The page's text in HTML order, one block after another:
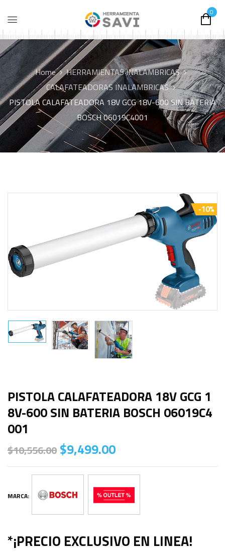
0
Home
HERRAMIENTAS INALAMBRICAS
CALAFATEADORAS INALAMBRICAS
PISTOLA CALAFATEADORA 18V GCG 18V-600 SIN BATERIA
BOSCH 06019C4001
-10%
PISTOLA CALAFATEADORA 18V GCG 1
8V-600 SIN BATERIA BOSCH 06019C4
001
$10,556.00 $9,499.00
MARCA:
*¡PRECIO EXCLUSIVO EN LINEA!